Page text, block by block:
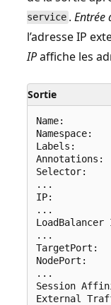
service . Entrée
l’adresse IP
IPaffiche les
Sortie
Name:
Labels:
Selector:
...
IP:
...
...
NodePort:
...
Session
External